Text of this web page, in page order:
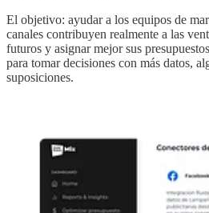
El objetivo: ayudar a los equipos de
canales contribuyen realmente a las
futuros y asignar mejor sus
para tomar decisiones con más datos,
suposiciones.